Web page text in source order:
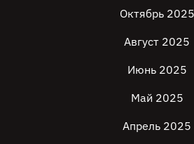
Октябрь 2025
Август 2025
Июнь 2025
Май 2025
Апрель 2025